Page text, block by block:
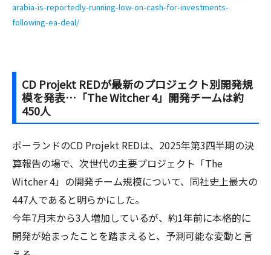
arabia-is-reportedly-running-low-on-cash-for-investments-
following-ea-deal/
CD Projekt REDが最新のプロジェクト別開発規
模を発表…「The Witcher 4」開発チームは約
450人
ポーランドのCD Projekt REDは、2025年第3四半期の決
算報告の場で、次世代の主要プロジェクト「The
Witcher 4」の開発チーム規模について、同社史上最大の
447人であると明らかにした。
今年7月末から3人増加しているが、約1年前に本格的に
開発が始まったことを踏まえると、予測可能な変動と言